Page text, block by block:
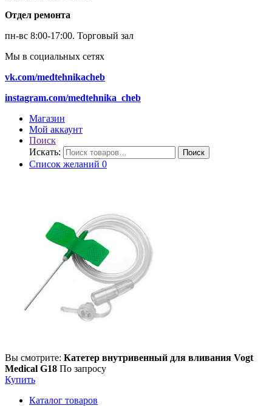
Отдел ремонта
пн-вс 8:00-17:00. Торговый зал
Мы в социальных сетях
vk.com/medtehnikacheb
instagram.com/medtehnika_cheb
Магазин
Мой аккаунт
Поиск
Искать:
Поиск
Список желаний 0
Вы смотрите: Катетер внутривенный для вливания Vogt
Medical G18 По запросу
Купить
Каталог товаров